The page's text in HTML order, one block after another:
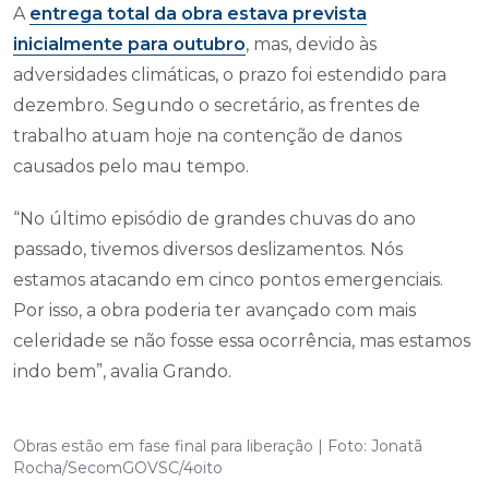
A entrega total da obra estava prevista
inicialmente para outubro, mas, devido às
adversidades climáticas, o prazo foi estendido para
dezembro. Segundo o secretário, as frentes de
trabalho atuam hoje na contenção de danos
causados pelo mau tempo.
“No último episódio de grandes chuvas do ano
passado, tivemos diversos deslizamentos. Nós
estamos atacando em cinco pontos emergenciais.
Por isso, a obra poderia ter avançado com mais
celeridade se não fosse essa ocorrência, mas estamos
indo bem”, avalia Grando.
Obras estão em fase final para liberação | Foto: Jonatã
Rocha/SecomGOVSC/4oito